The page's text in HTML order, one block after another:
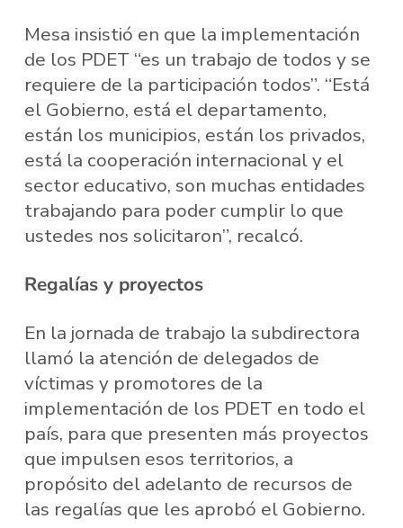
Mesa insistió en que la implementación
de los PDET “es un trabajo de todos y se
requiere de la participación todos”. “Está
el Gobierno, está el departamento,
están los municipios, están los privados,
está la cooperación internacional y el
sector educativo, son muchas entidades
trabajando para poder cumplir lo que
ustedes nos solicitaron”, recalcó.
Regalías y proyectos
En la jornada de trabajo la subdirectora
llamó la atención de delegados de
víctimas y promotores de la
implementación de los PDET en todo el
país, para que presenten más proyectos
que impulsen esos territorios, a
propósito del adelanto de recursos de
las regalías que les aprobó el Gobierno.